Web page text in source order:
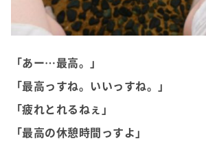
「あー…最高。」
「最高っすね。いいっすね。」
「疲れとれるねぇ」
「最高の休憩時間っすよ」